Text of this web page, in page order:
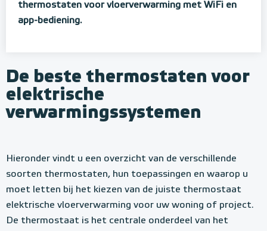
thermostaten voor vloerverwarming met WiFi en
app-bediening.
De beste thermostaten voor
elektrische
verwarmingssystemen
Hieronder vindt u een overzicht van de verschillende
soorten thermostaten, hun toepassingen en waarop u
moet letten bij het kiezen van de juiste thermostaat
elektrische vloerverwarming voor uw woning of project.
De thermostaat is het centrale onderdeel van het